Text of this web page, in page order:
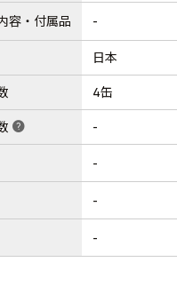
容・付属品 -
日本
4缶
help -
-
-
-